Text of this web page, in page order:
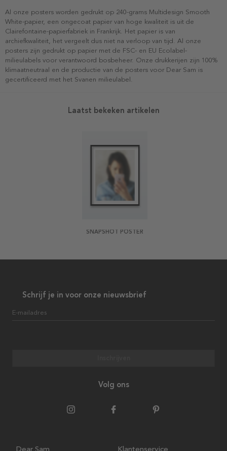
Al onze posters worden gedrukt op 240-grams Multidesign Smooth
White-papier, een ongecoat papier van hoge kwaliteit is uit de
Clairefontaine-papierfabriek in Frankrijk. Het papier is van
archiefkwaliteit, het vergeelt dus niet na verloop van tijd. Al onze
posters zijn gedrukt op papier met de FSC- en EU Ecolabel-
milieulabels voor verantwoord bosbeheer. Onze drukkerijen zijn 100%
klimaatneutraal en de productie van de posters voor Dear Sam is
gecertificeerd met het Svanen milieulabel.
Laatst bekeken artikelen
SNAPSHOT POSTER
Schrijf je in voor onze nieuwsbrief
E-mailadres
Volg ons
Dear Sam Klantenservice